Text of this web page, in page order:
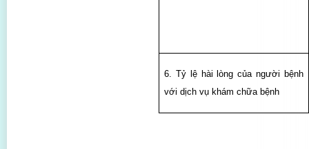
6. Tỷ lệ hài lòng của người bệnh
với dịch vụ khám chữa bệnh